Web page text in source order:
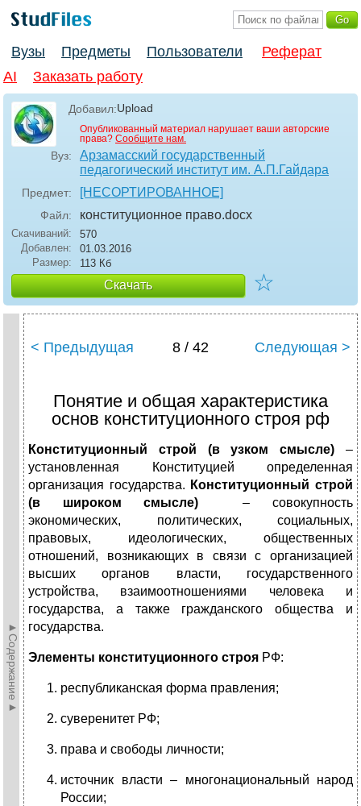
Вузы Предметы Пользователи
Реферат
AI
Заказать работу
Добавил:Upload
Опубликованный материал нарушает ваши авторские
права? Сообщите нам.
Вуз:
Арзамасский государственный
педагогический институт им. А.П.Гайдара
Предмет: [НЕСОРТИРОВАННОЕ]
Файл: конституционное право.docx
Скачиваний:
570
Добавлен:
01.03.2016
Размер:
113 Кб
Скачать ☆
►Содержание►
< Предыдущая 8 / 42 Следующая >
Понятие и общая характеристика
основ конституционного строя рф
Конституционный строй (в узком смысле) –
установленная Конституцией определенная
организация государства. Конституционный строй
(в широком смысле) – совокупность
экономических, политических, социальных,
правовых, идеологических, общественных
отношений, возникающих в связи с организацией
высших органов власти, государственного
устройства, взаимоотношениями человека и
государства, а также гражданского общества и
государства.
Элементы конституционного строя РФ:
республиканская форма правления;
суверенитет РФ;
права и свободы личности;
источник власти – многонациональный народ
России;